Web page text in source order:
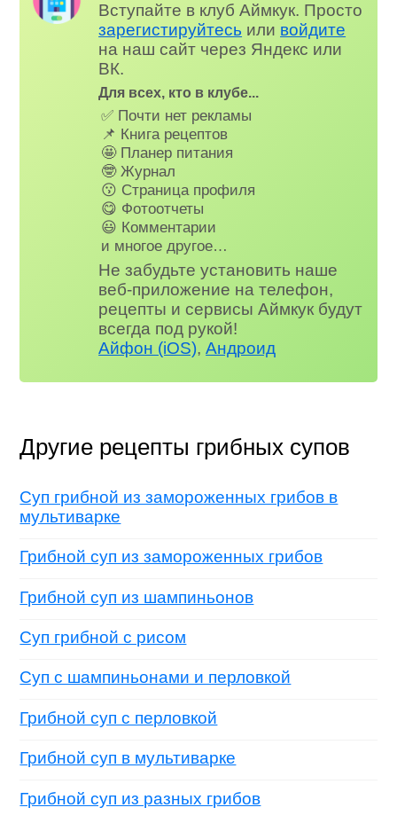
Вступайте в клуб Аймкук. Просто
зарегистируйтесь или войдите
на наш сайт через Яндекс или
ВК.
Для всех, кто в клубе...
✅ Почти нет рекламы
📌 Книга рецептов
🤩 Планер питания
🤓 Журнал
😗 Страница профиля
😋 Фотоотчеты
😃 Комментарии
и многое другое…
Не забудьте установить наше
веб-приложение на телефон,
рецепты и сервисы Аймкук будут
всегда под рукой!
Айфон (iOS),Андроид
Другие рецепты грибных супов
Суп грибной из замороженных грибов в
мультиварке
Грибной суп из замороженных грибов
Грибной суп из шампиньонов
Суп грибной с рисом
Суп с шампиньонами и перловкой
Грибной суп с перловкой
Грибной суп в мультиварке
Грибной суп из разных грибов